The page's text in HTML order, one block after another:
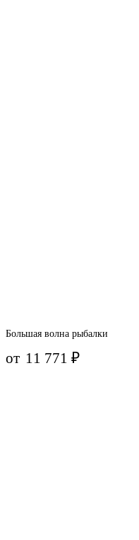
Большая волна рыбалки
от 11 771₽